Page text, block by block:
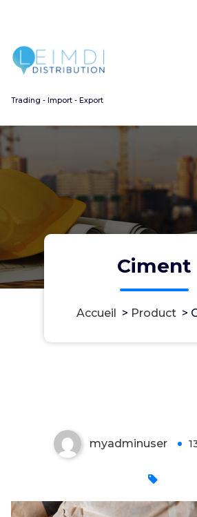
Trading - Import - Export
Ciment
Accueil > Product >
myadminuser